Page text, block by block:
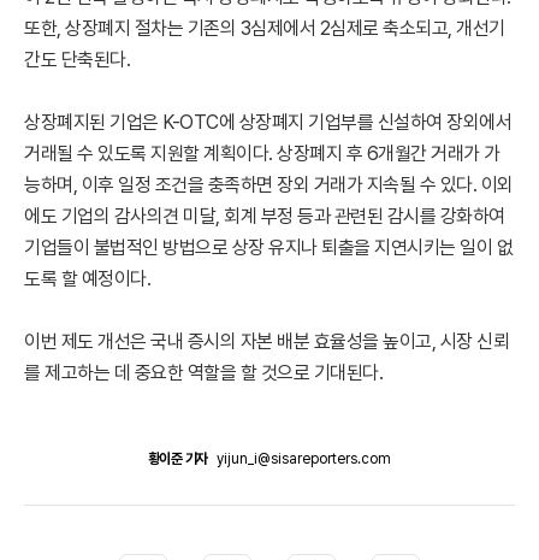
또한, 상장폐지 절차는 기존의 3심제에서 2심제로 축소되고, 개선기
간도 단축된다.
상장폐지된 기업은 K-OTC에 상장폐지 기업부를 신설하여 장외에서
거래될 수 있도록 지원할 계획이다. 상장폐지 후 6개월간 거래가 가
능하며, 이후 일정 조건을 충족하면 장외 거래가 지속될 수 있다. 이외
에도 기업의 감사의견 미달, 회계 부정 등과 관련된 감시를 강화하여
기업들이 불법적인 방법으로 상장 유지나 퇴출을 지연시키는 일이 없
도록 할 예정이다.
이번 제도 개선은 국내 증시의 자본 배분 효율성을 높이고, 시장 신뢰
를 제고하는 데 중요한 역할을 할 것으로 기대된다.
황이준 기자 yijun_i@sisareporters.com